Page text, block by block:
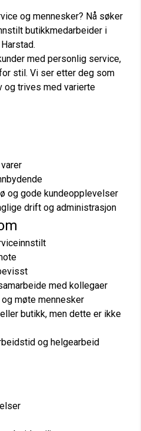
og mennesker? Nå søker
butikkmedarbeider i
med personlig service,
stil. Vi ser etter deg som
og trives med varierte
og gode kundeopplevelser
drift og administrasjon
med kollegaer
møte mennesker
butikk, men dette er ikke
og helgearbeid